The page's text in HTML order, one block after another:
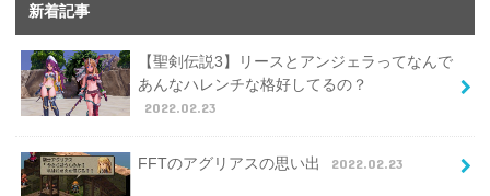
新着記事
【聖剣伝説3】リースとアンジェラってなんで
あんなハレンチな格好してるの？
2022.02.23
FFTのアグリアスの思い出 2022.02.23